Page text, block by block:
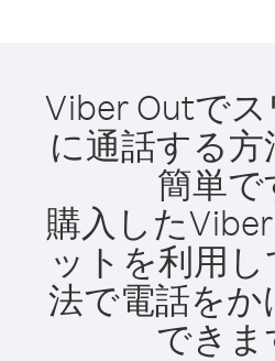
Viber Outで
に通話する
簡単で
購入した
ットを利用
法で電話を
できま